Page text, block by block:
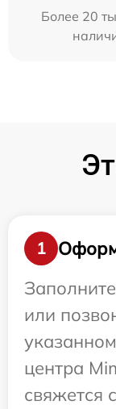
Более 20
1
или
центра
свяжется